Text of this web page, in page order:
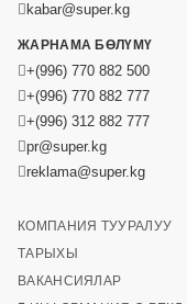
kabar@super.kg
ЖАРНАМА БӨЛҮМҮ
+(996) 770 882 500
+(996) 770 882 777
+(996) 312 882 777
pr@super.kg
reklama@super.kg
КОМПАНИЯ ТУУРАЛУУ
ТАРЫХЫ
ВАКАНСИЯЛАР